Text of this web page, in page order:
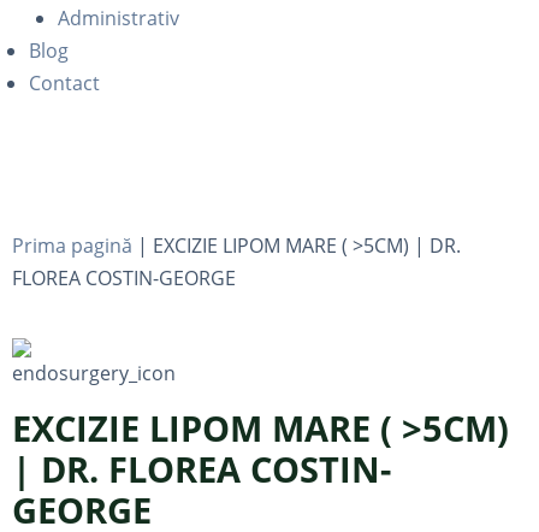
Administrativ
Blog
Contact
Prima pagină | EXCIZIE LIPOM MARE ( >5CM) | DR.
FLOREA COSTIN-GEORGE
EXCIZIE LIPOM MARE ( >5CM)
| DR. FLOREA COSTIN-
GEORGE